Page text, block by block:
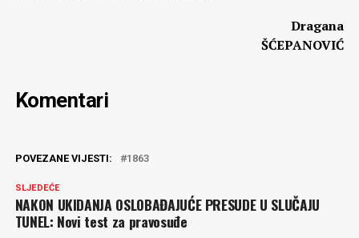
Dragana
ŠĆEPANOVIĆ
Komentari
POVEZANE VIJESTI: 1863
SLJEDEĆE
NAKON UKIDANJA OSLOBAĐAJUĆE PRESUDE U SLUČAJU
TUNEL: Novi test za pravosuđe